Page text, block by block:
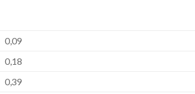
0,09
0,18
0,39